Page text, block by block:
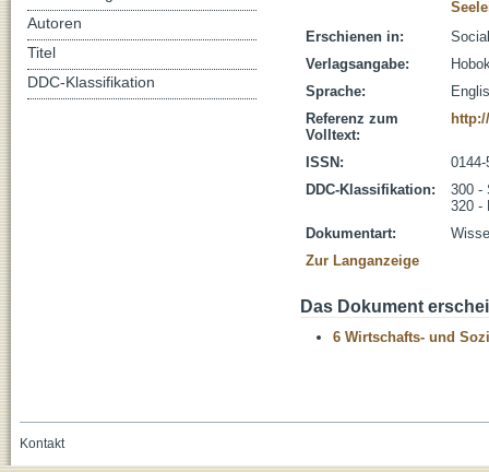
Erschienen in:
Verlagsangabe:
Sprache:
Referenz zum
Volltext:
ISSN:
0144-
DDC-Klassifikation:
300 -
320 -
Dokumentart:
Zur Langanzeige
Das Dokument
6 Wirtschafts- und
Autoren
Titel
DDC-Klassifikation
Kontakt